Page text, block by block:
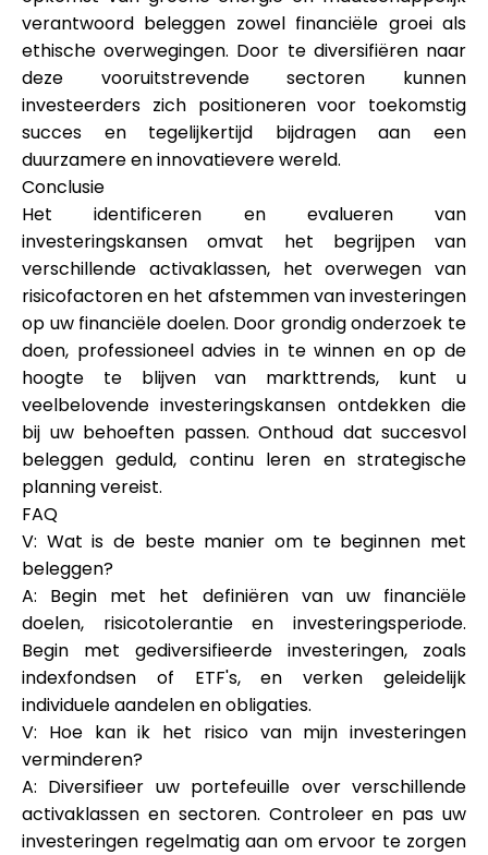
verantwoord beleggen zowel financiële groei als
ethische overwegingen. Door te diversifiëren naar
deze vooruitstrevende sectoren kunnen
investeerders zich positioneren voor toekomstig
succes en tegelijkertijd bijdragen aan een
duurzamere en innovatievere wereld.
Conclusie
Het identificeren en evalueren van
investeringskansen omvat het begrijpen van
verschillende activaklassen, het overwegen van
risicofactoren en het afstemmen van investeringen
op uw financiële doelen. Door grondig onderzoek te
doen, professioneel advies in te winnen en op de
hoogte te blijven van markttrends, kunt u
veelbelovende investeringskansen ontdekken die
bij uw behoeften passen. Onthoud dat succesvol
beleggen geduld, continu leren en strategische
planning vereist.
FAQ
V: Wat is de beste manier om te beginnen met
beleggen?
A: Begin met het definiëren van uw financiële
doelen, risicotolerantie en investeringsperiode.
Begin met gediversifieerde investeringen, zoals
indexfondsen of ETF's, en verken geleidelijk
individuele aandelen en obligaties.
V: Hoe kan ik het risico van mijn investeringen
verminderen?
A: Diversifieer uw portefeuille over verschillende
activaklassen en sectoren. Controleer en pas uw
investeringen regelmatig aan om ervoor te zorgen